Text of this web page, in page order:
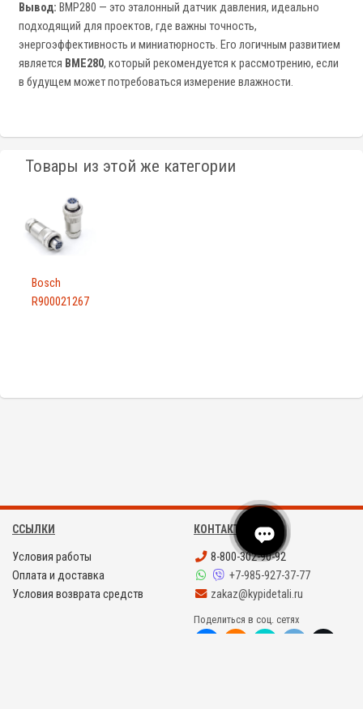
Вывод: BMP280 — это эталонный датчик давления, идеально
подходящий для проектов, где важны точность,
энергоэффективность и миниатюрность. Его логичным развитием
является BME280, который рекомендуется к рассмотрению, если
в будущем может потребоваться измерение влажности.
Товары из этой же категории
Bosch
R900021267
ССЫЛКИ
Условия работы
Оплата и доставка
Условия возврата средств
КОНТАКТЫ
8-800-302-90-92
+7-985-927-37-77
zakaz@kypidetali.ru
Поделиться в соц. сетях